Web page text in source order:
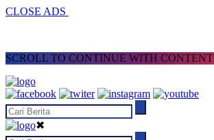
CLOSE ADS
SCROLL TO CONTINUE WITH CONTENT
✖